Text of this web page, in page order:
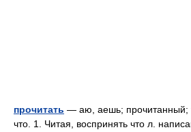
прочитать — аю, аешь; прочитанный;
что. 1. Читая, воспринять что л.